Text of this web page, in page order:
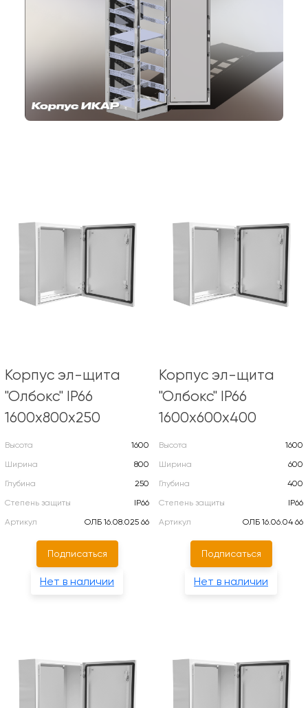
Корпус ИКАР
Корпус эл-щита
"Олбокс" IP66
1600х800х250
Высота
1600
Ширина
800
Глубина
250
Степень защиты
IP66
Артикул
ОЛБ 16.08.025 66
Подписаться
Нет в наличии
Корпус эл-щита
"Олбокс" IP66
1600х600х400
Высота
1600
Ширина
600
Глубина
400
Степень защиты
IP66
Артикул
ОЛБ 16.06.04 66
Подписаться
Нет в наличии